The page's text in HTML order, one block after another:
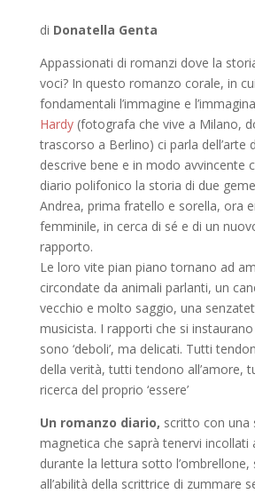
di Donatella Genta
Appassionati di romanzi dove la
voci? In questo romanzo corale, in
fondamentali l’immagine e
Hardy(fotografa che vive a Milano,
trascorso a Berlino) ci parla dell’arte
descrive bene e in modo avvincente
diario polifonico la storia di due
Andrea, prima fratello e sorella, ora
femminile, in cerca di sé e di un
rapporto.
Le loro vite pian piano tornano ad
circondate da animali parlanti, un
vecchio e molto saggio, una
musicista. I rapporti che si
sono ‘deboli’, ma delicati. Tutti
della verità, tutti tendono all’amore,
ricerca del proprio ‘essere’
Un romanzo diario, scritto con una
magnetica che saprà tenervi incollati
durante la lettura sotto
all’abilità della scrittrice di zummare